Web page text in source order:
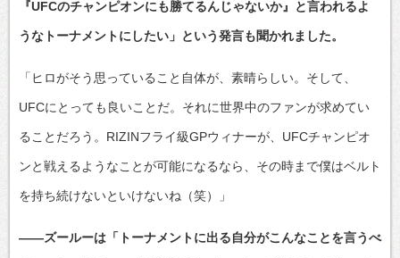
『UFCのチャンピオンにも勝てるんじゃないか』と言われるよ
うなトーナメントにしたい」という発言も聞かれました。
「ヒロがそう思っていること自体が、素晴らしい。そして、
UFCにとっても良いことだ。それに世界中のファンが求めてい
ることだろう。RIZINフライ級GPウィナーが、UFCチャンピオ
ンと戦えるようなことが可能になるなら、その時まで僕はベルト
を持ち続けないといけないね（笑）」
――ズールーは「トーナメントに出る自分がこんなことを言うべ